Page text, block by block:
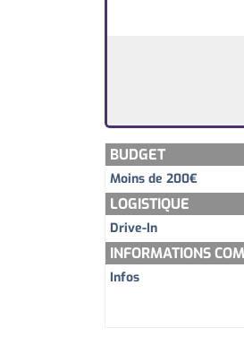
BUDGET
Moins de 200€
LOGISTIQUE
Drive-In
INFORMATIONS
Infos